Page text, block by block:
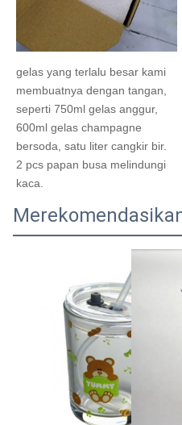
gelas yang terlalu besar kami
membuatnya dengan tangan,
seperti 750ml gelas anggur,
600ml gelas champagne
bersoda, satu liter cangkir bir.
2 pcs papan busa melindungi
kaca.